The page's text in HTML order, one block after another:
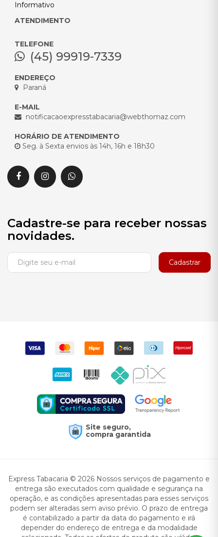
Informativo
ATENDIMENTO
TELEFONE
(45) 99919-7339
ENDEREÇO
Paraná
E-MAIL
notificacaoexpresstabacaria@webthomaz.com
HORÁRIO DE ATENDIMENTO
Seg. à Sexta envios às 14h, 16h e 18h30
Cadastre-se para receber nossas
novidades.
Cadastrar
Site seguro,
compra garantida
Express Tabacaria © 2026 Nossos serviços de pagamento e
entrega são executados com qualidade e segurança na
operação, e as condições apresentadas para esses serviços
podem ser alteradas sem aviso prévio. O prazo de entrega
é contabilizado a partir da data do pagamento e irá
depender do endereço de entrega e da modalidade